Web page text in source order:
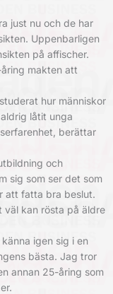
just nu och de har
Uppenbarligen
på affischer.
makten att
hur människor
låtit unga
berättar
och
sig som ser det som
att fatta bra beslut.
väl kan rösta på äldre
igen sig i en
bästa. Jag tror
annan 25-åring som